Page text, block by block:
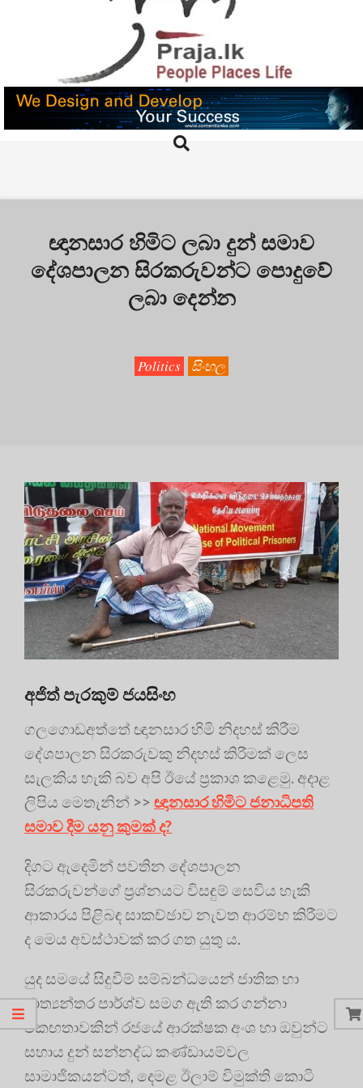
PRAJA.LK
Search
ඥානසාර හිමිට ලබා දුන් සමාව
දේශපාලන සිරකරුවන්ට පොදුවේ
ලබා දෙන්න
Politics සිංහල
අජිත් පැරකුම් ජයසිංහ
ගලගොඩඅත්තේ ඥානසාර හිමි නිදහස් කිරීම
දේශපාලන සිරකරුවකු නිදහස් කිරීමක් ලෙස
සැලකිය හැකි බව අපි ඊයේ ප්‍ර‍කාශ කළෙමු. අදාළ
ලිපිය මෙතැනින් >> ඥානසාර හිමිට ජනාධිපති
සමාව දීම යනු කුමක් ද?
දිගට ඇදෙමින් පවතින දේශපාලන
සිරකරුවන්ගේ ප්‍ර‍ශ්නයට විසඳුම් සෙවිය හැකි
ආකාරය පිළිබඳ සාකච්ඡාව නැවත ආරම්භ කිරීමට
ද මෙය අවස්ථාවක් කර ගත යුතු ය.
යුද සමයේ සිදුවීම් සම්බන්ධයෙන් ජාතික හා
ජාත්‍යන්තර පාර්ශ්ව සමග ඇති කර ගන්නා
එකඟතාවකින් රජයේ ආරක්ෂක අංශ හා ඔවුන්ට
සහාය දුන් සන්නද්ධ කණ්ඩායම්වල
සාමාජිකයන්ටත්, දෙමළ ඊලාම් විමුක්ති කොටි